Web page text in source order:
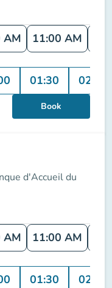
AM 11:00 AM
01:30 02:00
Book
d'Accueil du
AM 11:00 AM
01:30 02:00